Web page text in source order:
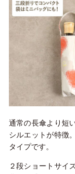
通常の長傘より短
シルエットが特徴
タイプです。
２段ショートサイ